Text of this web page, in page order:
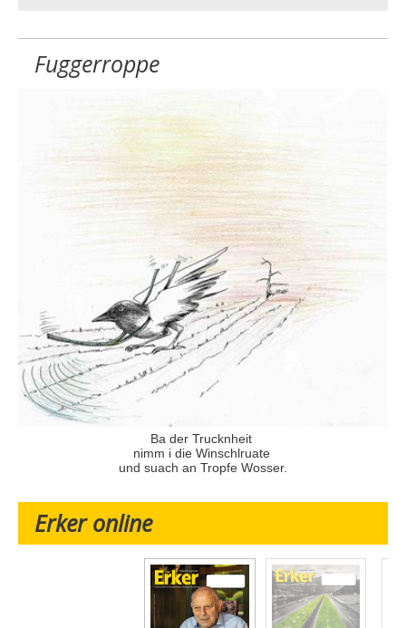
Fuggerroppe
Ba der Trucknheit
nimm i die Winschlruate
und suach an Tropfe Wosser.
Erker online